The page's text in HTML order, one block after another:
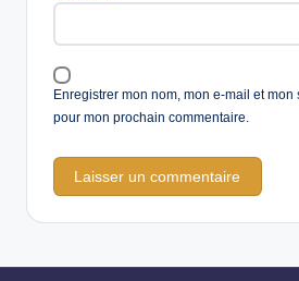
Enregistrer mon nom, mon e-mail et
pour mon prochain commentaire.